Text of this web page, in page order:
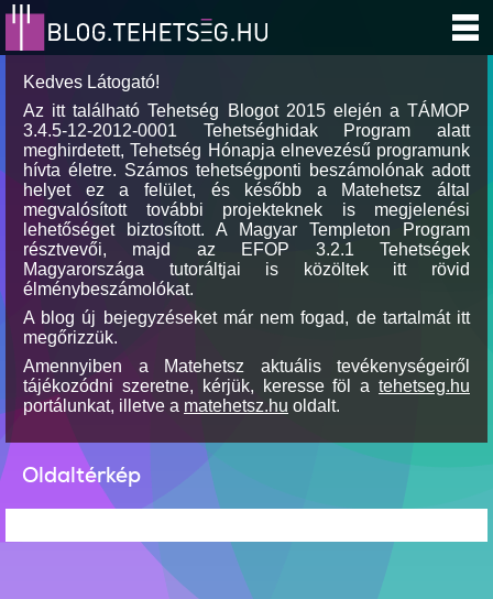
Kedves Látogató!
Az itt található Tehetség Blogot 2015 elején a TÁMOP
3.4.5-12-2012-0001 Tehetséghidak Program alatt
meghirdetett, Tehetség Hónapja elnevezésű programunk
hívta életre. Számos tehetségponti beszámolónak adott
helyet ez a felület, és később a Matehetsz által
megvalósított további projekteknek is megjelenési
lehetőséget biztosított. A Magyar Templeton Program
résztvevői, majd az EFOP 3.2.1 Tehetségek
Magyarországa tutoráltjai is közöltek itt rövid
élménybeszámolókat.
A blog új bejegyzéseket már nem fogad, de tartalmát itt
megőrizzük.
Amennyiben a Matehetsz aktuális tevékenységeiről
tájékozódni szeretne, kérjük, keresse föl a tehetseg.hu
portálunkat, illetve a matehetsz.hu oldalt.
Oldaltérkép